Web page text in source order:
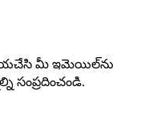
దయచేసి మీ ఇమెయిల్‌ను
సంప్రదించండి.